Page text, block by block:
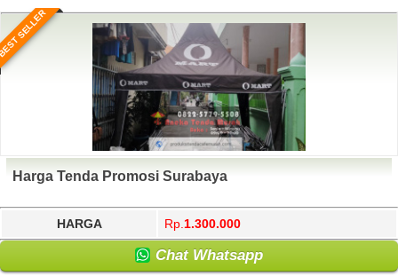
SELLER
Harga Tenda Promosi Surabaya
HARGA Rp. 1.300.000
Chat Whatsapp